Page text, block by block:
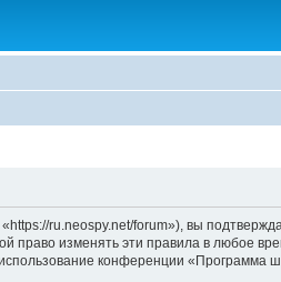
ru.neospy.net/forum»), вы
изменять эти правила в любое
конференции